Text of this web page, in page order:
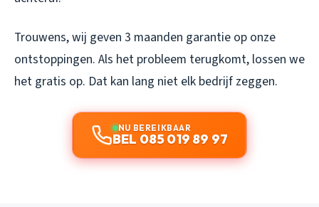
Trouwens, wij geven 3 maanden garantie op onze
ontstoppingen. Als het probleem terugkomt, lossen we
het gratis op. Dat kan lang niet elk bedrijf zeggen.
NU BEREIKBAAR
BEL 085 019 89 97